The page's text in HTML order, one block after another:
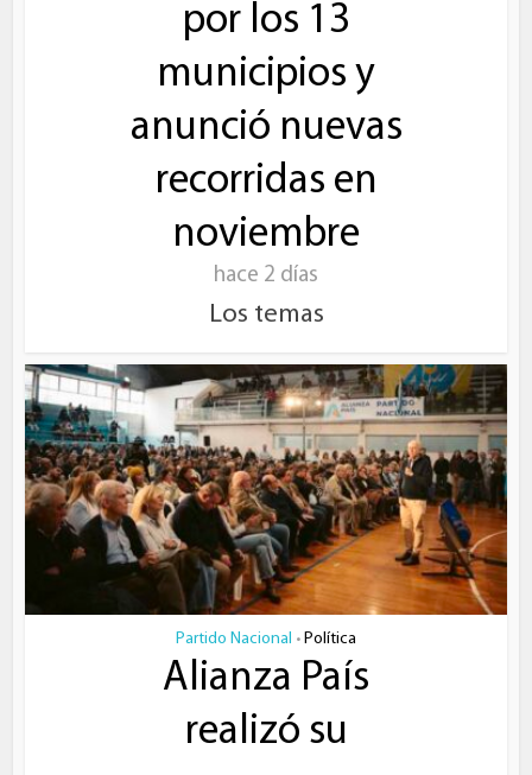
por los 13
municipios y
anunció nuevas
recorridas en
noviembre
hace 2 días
Los temas
Partido Nacional • Política
Alianza País
realizó su